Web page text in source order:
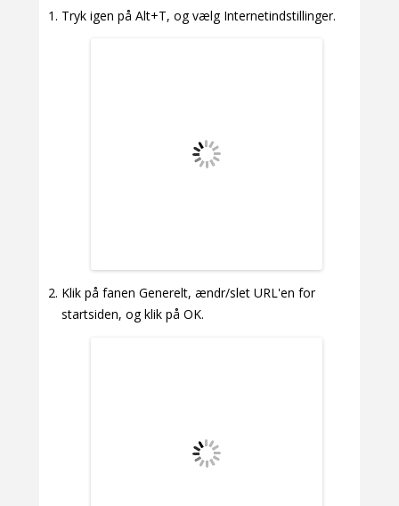
Tryk igen på Alt+T, og vælg Internetindstillinger.
Klik på fanen Generelt, ændr/slet URL'en for
startsiden, og klik på OK.